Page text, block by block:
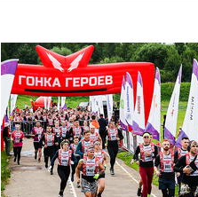
16:35
шесть
России не
ЧЕ
16:16
Крымскому
перекрывали
день